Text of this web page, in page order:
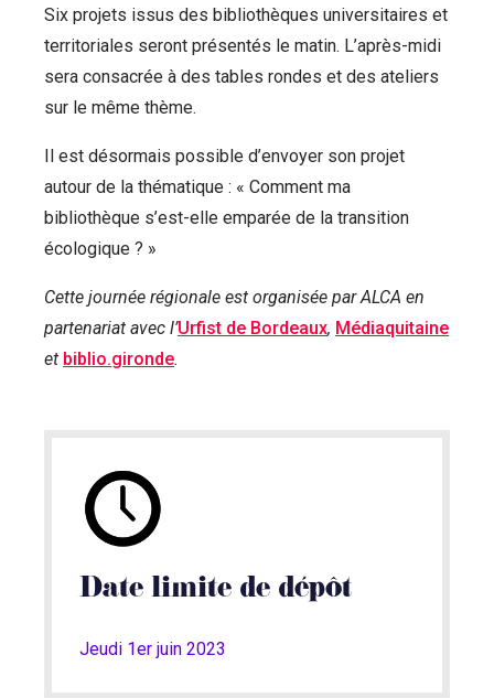
Six projets issus des bibliothèques universitaires et
territoriales seront présentés le matin. L’après-midi
sera consacrée à des tables rondes et des ateliers
sur le même thème.
Il est désormais possible d’envoyer son projet
autour de la thématique : « Comment ma
bibliothèque s’est-elle emparée de la transition
écologique ? »
Cette journée régionale est organisée par ALCA en
partenariat avec l’Urfist de Bordeaux, Médiaquitaine
et biblio.gironde.
Date limite de dépôt
Jeudi 1er juin 2023